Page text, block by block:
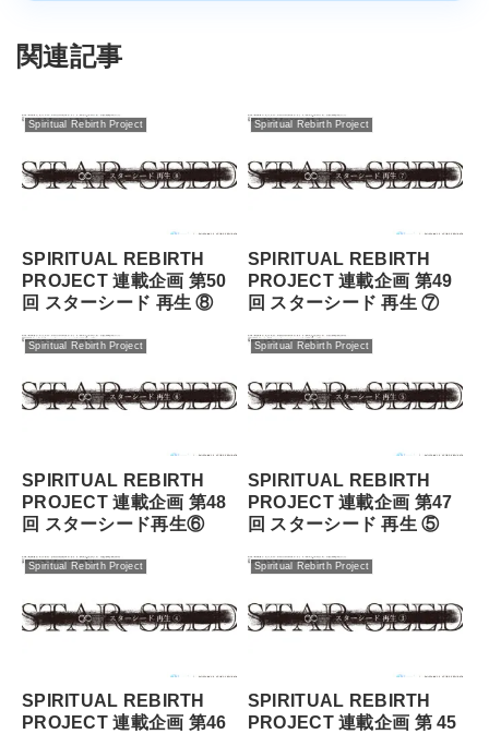
関連記事
Spiritual Rebirth Project
SPIRITUAL REBIRTH
PROJECT 連載企画 第50
回 スターシード 再⽣ ⑧
Spiritual Rebirth Project
SPIRITUAL REBIRTH
PROJECT 連載企画 第49
回 スターシード 再⽣ ⑦
Spiritual Rebirth Project
SPIRITUAL REBIRTH
PROJECT 連載企画 第48
回 スターシード再⽣⑥
Spiritual Rebirth Project
SPIRITUAL REBIRTH
PROJECT 連載企画 第47
回 スターシード 再⽣ ⑤
Spiritual Rebirth Project
SPIRITUAL REBIRTH
PROJECT 連載企画 第46
Spiritual Rebirth Project
SPIRITUAL REBIRTH
PROJECT 連載企画 第 45